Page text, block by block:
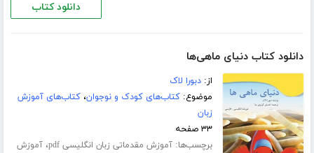
دانلود کتاب
دانلود کتاب دنیای ماهی‌ها
از:دبورا لاک
موضوع:کتاب‌های کودک و نوجوان،کتاب‌های آموزش
زبان
۳۳ صفحه
برچسب‌ها:آموزش مقدماتی زبان انگلیسی pdf ،آموزش